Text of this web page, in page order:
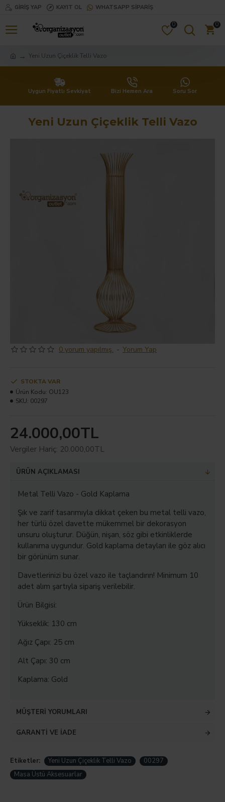
GIRIŞ YAP KAYIT OL WHATSAPP SIPARIŞ
0 0
Yeni Uzun Çiçeklik Telli Vazo
Uygun Fiyatlı Sevkiyat Bizi Hemen Ara Soru Sor
Yeni Uzun Çiçeklik Telli Vazo
0 yorum yapılmış. - Yorum Yap
24.000,00TL
Vergiler Hariç: 20.000,00TL
STOKTA VAR
Ürün Kodu: OU123
SKU: 00297
ÜRÜN AÇIKLAMASI
Metal Telli Vazo - Gold Kaplama
Şık ve zarif tasarımıyla dikkat çeken bu metal telli vazo,
her türlü özel davette mükemmel bir dekorasyon
unsuru oluşturur. Düğün, nişan, söz gibi etkinliklerde
kullanıma uygundur. Gold kaplama detayları ile göz alıcı
bir görünüm sunar.
Davetlerinizi bu özel vazo ile taçlandırın! Minimum 10
adet alım şartıyla sipariş verilebilir.
Ürün Bilgisi:
Yükseklik: 130 cm
Ağız Çapı: 25 cm
Alt Çapı: 30 cm
Kaplama: Gold
MÜŞTERI YORUMLARI
GARANTI VE İADE
Etiketler: Yeni Uzun Çiçeklik Telli Vazo
00297
Masa Üstü Aksesuarlar